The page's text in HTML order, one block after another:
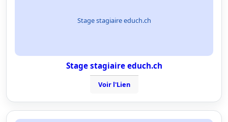
Stage stagiaire educh.ch
Stage stagiaire educh.ch
Voir l'Lien